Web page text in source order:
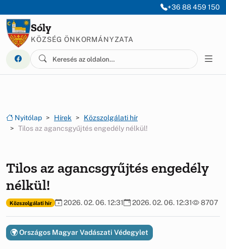
+36 88 459 150
Sóly
KÖZSÉG ÖNKORMÁNYZATA
Nyitólap Hírek
Közszolgálati hír
Tilos az agancsgyűjtés engedély nélkül!
Tilos az agancsgyűjtés engedély
nélkül!
Közszolgálati hír 2026. 02. 06. 12:31 2026. 02. 06. 12:31 8707
Országos Magyar Vadászati Védegylet